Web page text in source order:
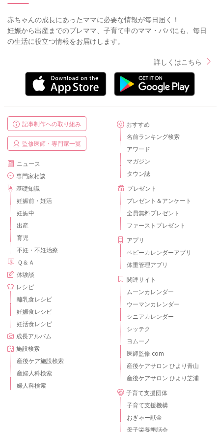
赤ちゃんの成長にあったママに必要な情報が毎日届く！
妊娠から出産までのプレママ、子育て中のママ・パパにも、毎日
の生活に役立つ情報をお届けします。
詳しくはこちら
記事制作への取り組み
監修医師・専門家一覧
ニュース
専門家相談
基礎知識
妊娠前・妊活
妊娠中
出産
育児
不妊・不妊治療
Ｑ＆Ａ
体験談
レシピ
離乳食レシピ
妊娠食レシピ
妊活食レシピ
成長アルバム
施設検索
産後ケア施設検索
産婦人科検索
婦人科検索
おすすめ
名前ランキング検索
アワード
マガジン
タウン誌
プレゼント
プレゼント＆アンケート
全員無料プレゼント
ファーストプレゼント
アプリ
ベビーカレンダーアプリ
体重管理アプリ
関連サイト
ムーンカレンダー
ウーマンカレンダー
シニアカレンダー
シッテク
ヨムーノ
医師監修.com
産後ケアサロン ひより青山
産後ケアサロン ひより芝浦
子育て支援団体
子育て支援機構
おぎゃー献金
母子栄養懇話会